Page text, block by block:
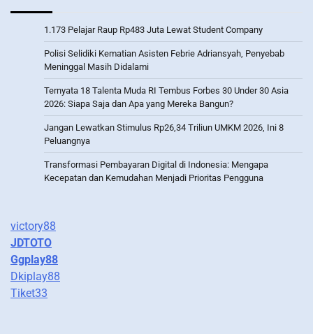
1.173 Pelajar Raup Rp483 Juta Lewat Student Company
Polisi Selidiki Kematian Asisten Febrie Adriansyah, Penyebab
Meninggal Masih Didalami
Ternyata 18 Talenta Muda RI Tembus Forbes 30 Under 30 Asia
2026: Siapa Saja dan Apa yang Mereka Bangun?
Jangan Lewatkan Stimulus Rp26,34 Triliun UMKM 2026, Ini 8
Peluangnya
Transformasi Pembayaran Digital di Indonesia: Mengapa
Kecepatan dan Kemudahan Menjadi Prioritas Pengguna
victory88
JDTOTO
Ggplay88
Dkiplay88
Tiket33